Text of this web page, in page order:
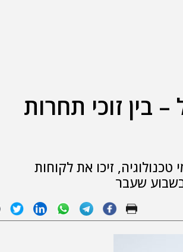
– בין זוכי תחרות
זיכו את לקוחות
שעבר